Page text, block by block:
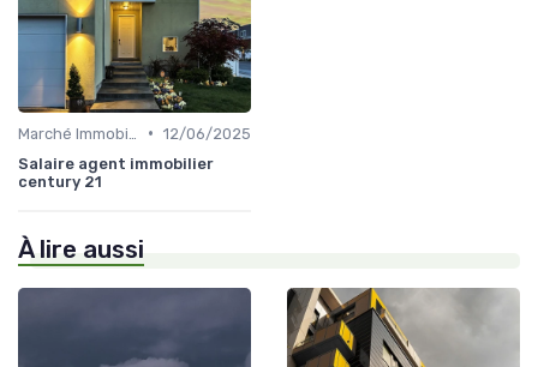
• 12/06/2025
Salaire agent immobilier
century 21
À lire aussi